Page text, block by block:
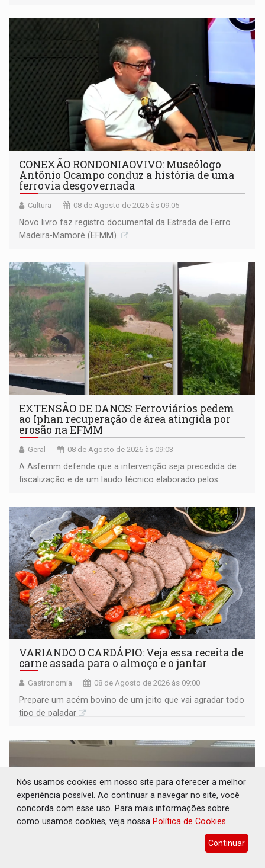
CONEXÃO RONDONIAOVIVO: Museólogo
Antônio Ocampo conduz a história de uma
ferrovia desgovernada
Cultura 08 de Agosto de 2026 às 09:05
Novo livro faz registro documental da Estrada de Ferro
Madeira-Mamoré (EFMM)
EXTENSÃO DE DANOS: Ferroviários pedem
ao Iphan recuperação de área atingida por
erosão na EFMM
Geral 08 de Agosto de 2026 às 09:03
A Asfemm defende que a intervenção seja precedida de
fiscalização e de um laudo técnico elaborado pelos
VARIANDO O CARDÁPIO: Veja essa receita de
carne assada para o almoço e o jantar
Gastronomia 08 de Agosto de 2026 às 09:00
Prepare um acém bovino de um jeito que vai agradar todo
tipo de paladar
Nós usamos cookies em nosso site para oferecer a melhor
experiência possível. Ao continuar a navegar no site, você
concorda com esse uso. Para mais informações sobre
como usamos cookies, veja nossa Política de Cookies
Continuar